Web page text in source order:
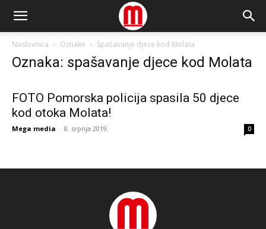
Naslovnica Oznake Spašavanje djece kod Molata
Oznaka: spašavanje djece kod Molata
FOTO Pomorska policija spasila 50 djece
kod otoka Molata!
Mega media - 8. srpnja 2019. 0